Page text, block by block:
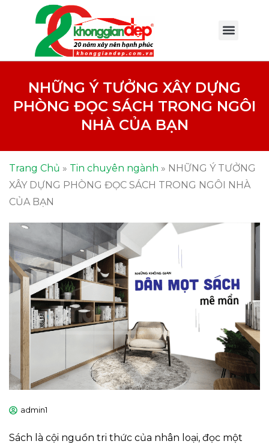
NHỮNG Ý TƯỞNG XÂY DỰNG
PHÒNG ĐỌC SÁCH TRONG NGÔI
NHÀ CỦA BẠN
Trang Chủ » Tin chuyên ngành » NHỮNG Ý TƯỞNG
XÂY DỰNG PHÒNG ĐỌC SÁCH TRONG NGÔI NHÀ
CỦA BẠN
admin1
Sách là cội nguồn tri thức của nhân loại, đọc một